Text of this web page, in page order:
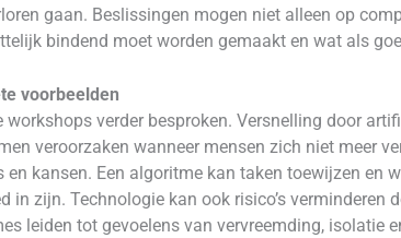
gaan. Beslissingen mogen niet alleen op
bindend moet worden gemaakt en wat als
voorbeelden
workshops verder besproken. Versnelling door
veroorzaken wanneer mensen zich niet meer
kansen. Een algoritme kan taken toewijzen en
in zijn. Technologie kan ook risico’s
leiden tot gevoelens van vervreemding, isolatie